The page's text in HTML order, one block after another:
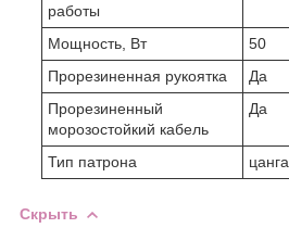
работы
Мощность, Вт
50
Прорезиненная рукоятка
Да
Прорезиненный
морозостойкий кабель
Да
Тип патрона цанга
Скрыть